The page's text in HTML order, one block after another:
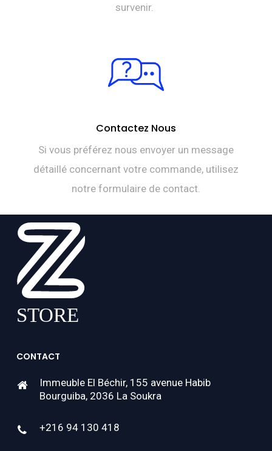
survenir.
Contactez Nous
Si vous préférez nous envoyer un message
détaillé concernant votre commande, utilisez
notre formulaire de contact.
CONTACT
Immeuble El Béchir, 155 avenue Habib
Bourguiba, 2036 La Soukra
+216 94 130 418